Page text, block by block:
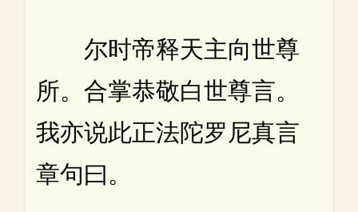
尔时帝释天主向世尊
所。合掌恭敬白世尊言。
我亦说此正法陀罗尼真言
章句曰。